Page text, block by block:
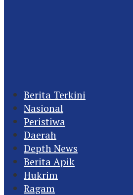
Berita Terkini
Nasional
Peristiwa
Daerah
Depth News
Berita Apik
Hukrim
Ragam